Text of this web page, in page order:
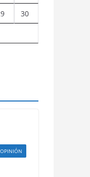
30
OPINIÓN